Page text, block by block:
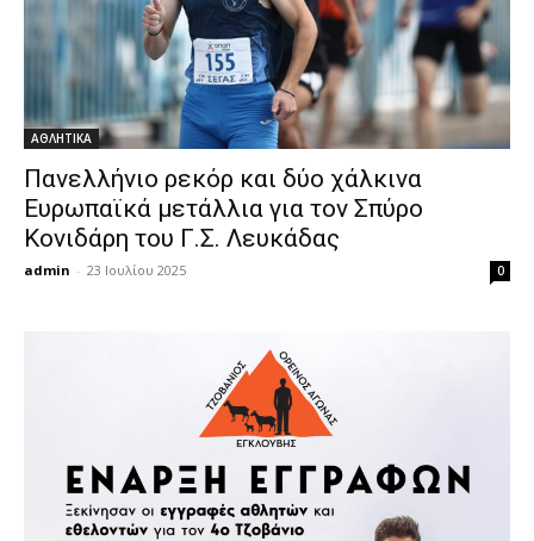
ΑΘΛΗΤΙΚΑ
Πανελλήνιο ρεκόρ και δύο χάλκινα
Ευρωπαϊκά μετάλλια για τον Σπύρο
Κονιδάρη του Γ.Σ. Λευκάδας
admin - 23 Ιουλίου 2025 0